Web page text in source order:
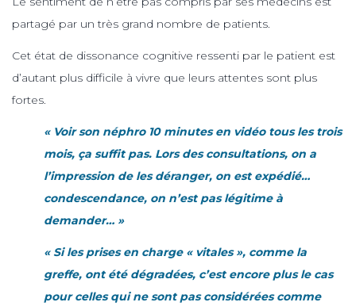
partagé par un très grand nombre de patients.
Cet état de dissonance cognitive ressenti par le patient est
d’autant plus difficile à vivre que leurs attentes sont plus
fortes.
« Voir son néphro 10 minutes en vidéo tous les trois
mois, ça suffit pas. Lors des consultations, on a
l’impression de les déranger, on est expédié…
condescendance, on n’est pas légitime à
demander… »
« Si les prises en charge « vitales », comme la
greffe, ont été dégradées, c’est encore plus le cas
pour celles qui ne sont pas considérées comme